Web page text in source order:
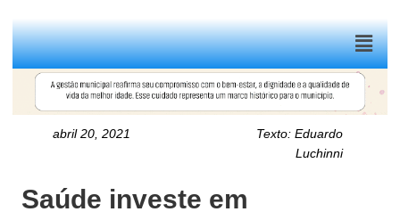
Menu
abril 20, 2021 Texto:Eduardo
Luchinni
Saúde investe em